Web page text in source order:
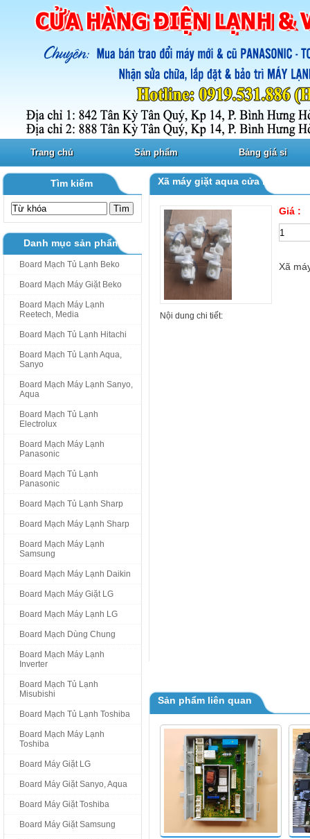
Trang chủ Sản phẩm Bảng giá sỉ
Tìm kiếm
Danh mục sản phẩm
Board Mạch Tủ Lạnh Beko
Board Mạch Máy Giặt Beko
Board Mạch Máy Lạnh
Reetech, Media
Board Mạch Tủ Lạnh Hitachi
Board Mạch Tủ Lạnh Aqua,
Sanyo
Board Mạch Máy Lạnh Sanyo,
Aqua
Board Mạch Tủ Lạnh
Electrolux
Board Mạch Máy Lạnh
Panasonic
Board Mạch Tủ Lạnh
Panasonic
Board Mạch Tủ Lạnh Sharp
Board Mạch Máy Lạnh Sharp
Board Mạch Máy Lạnh
Samsung
Board Mạch Máy Lạnh Daikin
Board Mạch Máy Giặt LG
Board Mạch Máy Lạnh LG
Board Mạch Dùng Chung
Board Mạch Máy Lạnh
Inverter
Board Mạch Tủ Lạnh
Misubishi
Board Mạch Tủ Lạnh Toshiba
Board Mạch Máy Lạnh
Toshiba
Board Máy Giặt LG
Board Máy Giặt Sanyo, Aqua
Board Máy Giặt Toshiba
Board Máy Giặt Samsung
Xã máy giặt aqua cửa ngang
Giá :
Xã
Nội dung chi tiết:
Sản phẩm liên quan